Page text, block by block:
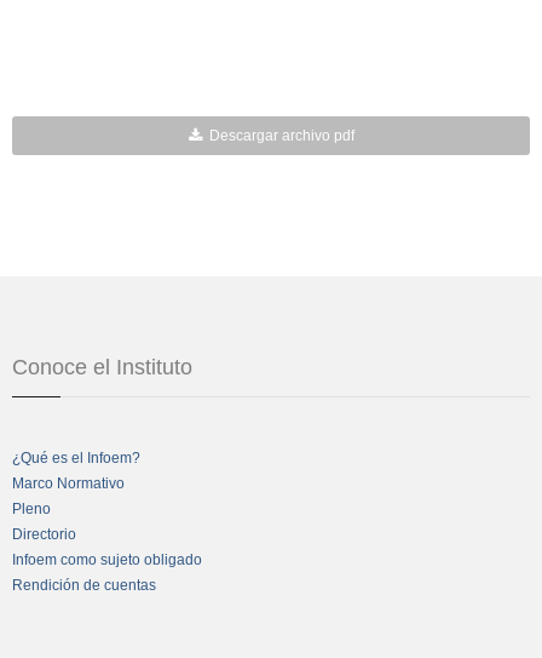
Descargar archivo pdf
Conoce el Instituto
¿Qué es el Infoem?
Marco Normativo
Pleno
Directorio
Infoem como sujeto obligado
Rendición de cuentas